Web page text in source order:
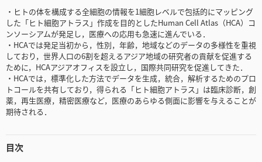
・ヒトの体を構成する全細胞の情報を1細胞レベルで包括的にマッピング
した「ヒト細胞アトラス」作成を目的としたHuman Cell Atlas（HCA）コ
ンソーシアムが発足し，医療への応用も急速に進んでいる．
・HCAでは発足当初から，性別，年齢，地域などのデータの多様性を重視
しており，世界人口の6割を超えるアジア地域の研究者の貢献を促進する
ために，HCAアジアオフィスを設立し，国際共同研究を促進してきた．
・HCAでは，標準化した方法でデータを生成，統合，解析するためのプロ
トコールを共有しており，得られる「ヒト細胞アトラス」は臨床診断，創
薬，再生医療，精密医療など，医療のあらゆる側面に影響を与えることが
期待される．
目次